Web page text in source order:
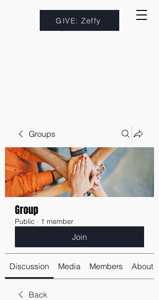
GIVE: Zeffy
Groups
Group
Public · 1 member
Join
Discussion Media Members About
Back